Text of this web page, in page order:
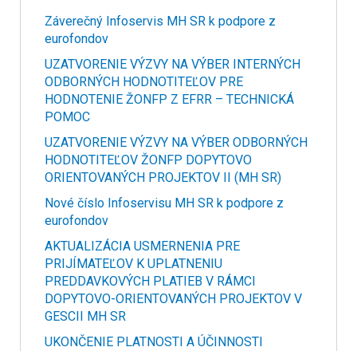
Záverečný Infoservis MH SR k podpore z
eurofondov
UZATVORENIE VÝZVY NA VÝBER INTERNÝCH
ODBORNÝCH HODNOTITEĽOV PRE
HODNOTENIE ŽONFP Z EFRR – TECHNICKÁ
POMOC
UZATVORENIE VÝZVY NA VÝBER ODBORNÝCH
HODNOTITEĽOV ŽONFP DOPYTOVO
ORIENTOVANÝCH PROJEKTOV II (MH SR)
Nové číslo Infoservisu MH SR k podpore z
eurofondov
AKTUALIZÁCIA USMERNENIA PRE
PRIJÍMATEĽOV K UPLATNENIU
PREDDAVKOVÝCH PLATIEB V RÁMCI
DOPYTOVO-ORIENTOVANÝCH PROJEKTOV V
GESCII MH SR
UKONČENIE PLATNOSTI A ÚČINNOSTI